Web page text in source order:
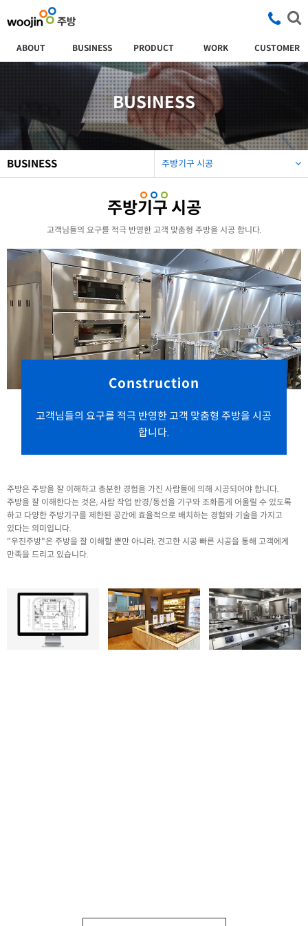
ABOUT BUSINESS PRODUCT WORK CUSTOMER
BUSINESS
BUSINESS 주방기구 시공
주방기구 시공
고객님들의 요구를 적극 반영한 고객 맞춤형 주방을 시공 합니다.
Construction
고객님들의 요구를 적극 반영한 고객 맞춤형 주방을 시공
합니다.
주방은 주방을 잘 이해하고 충분한 경험을 가진 사람들에 의해 시공되어야 합니다.
주방을 잘 이해한다는 것은, 사람 작업 반경/동선을 기구와 조화롭게 어울릴 수 있도록
하고 다양한 주방기구를 제한된 공간에 효율적으로 배치하는 경험와 기술을 가지고
있다는 의미입니다.
"우진주방"은 주방을 잘 이해할 뿐만 아니라, 견고한 시공 빠른 시공을 통해 고객에게
만족을 드리고 있습니다.